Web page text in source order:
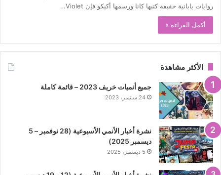
روايات يابانية خفيفة كتبها كانا ورسمها أكيكو فإن Violet…
أكمل القراءة »
الأكثر مشاهدة
جميع أنميات خريف 2023 – قائمة كاملة
24 سبتمبر، 2023
نشرة أخبار الأنمي الأسبوعية (28 نوفمبر – 5
ديسمبر 2025)
5 ديسمبر، 2025